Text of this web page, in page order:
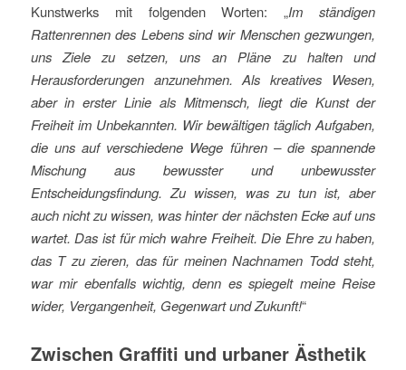
Kunstwerks mit folgenden Worten: „Im ständigen
Rattenrennen des Lebens sind wir Menschen gezwungen,
uns Ziele zu setzen, uns an Pläne zu halten und
Herausforderungen anzunehmen. Als kreatives Wesen,
aber in erster Linie als Mitmensch, liegt die Kunst der
Freiheit im Unbekannten. Wir bewältigen täglich Aufgaben,
die uns auf verschiedene Wege führen – die spannende
Mischung aus bewusster und unbewusster
Entscheidungsfindung. Zu wissen, was zu tun ist, aber
auch nicht zu wissen, was hinter der nächsten Ecke auf uns
wartet. Das ist für mich wahre Freiheit. Die Ehre zu haben,
das T zu zieren, das für meinen Nachnamen Todd steht,
war mir ebenfalls wichtig, denn es spiegelt meine Reise
wider, Vergangenheit, Gegenwart und Zukunft!“
Zwischen Graffiti und urbaner Ästhetik